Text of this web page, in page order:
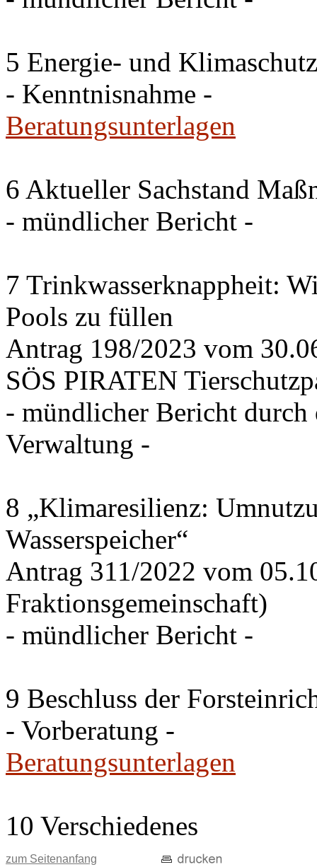
5 Energie- und
- Kenntnisnahme -
Beratungsunterlagen
6 Aktueller Sachstand
- mündlicher Bericht -
7 Trinkwasserknappheit:
Pools zu füllen
Antrag 198/2023 vom
SÖS PIRATEN
- mündlicher Bericht
Verwaltung -
8 „Klimaresilienz:
Wasserspeicher“
Antrag 311/2022 vom
Fraktionsgemeinschaft)
- mündlicher Bericht -
9 Beschluss der
- Vorberatung -
Beratungsunterlagen
10 Verschiedenes
zum Seitenanfang